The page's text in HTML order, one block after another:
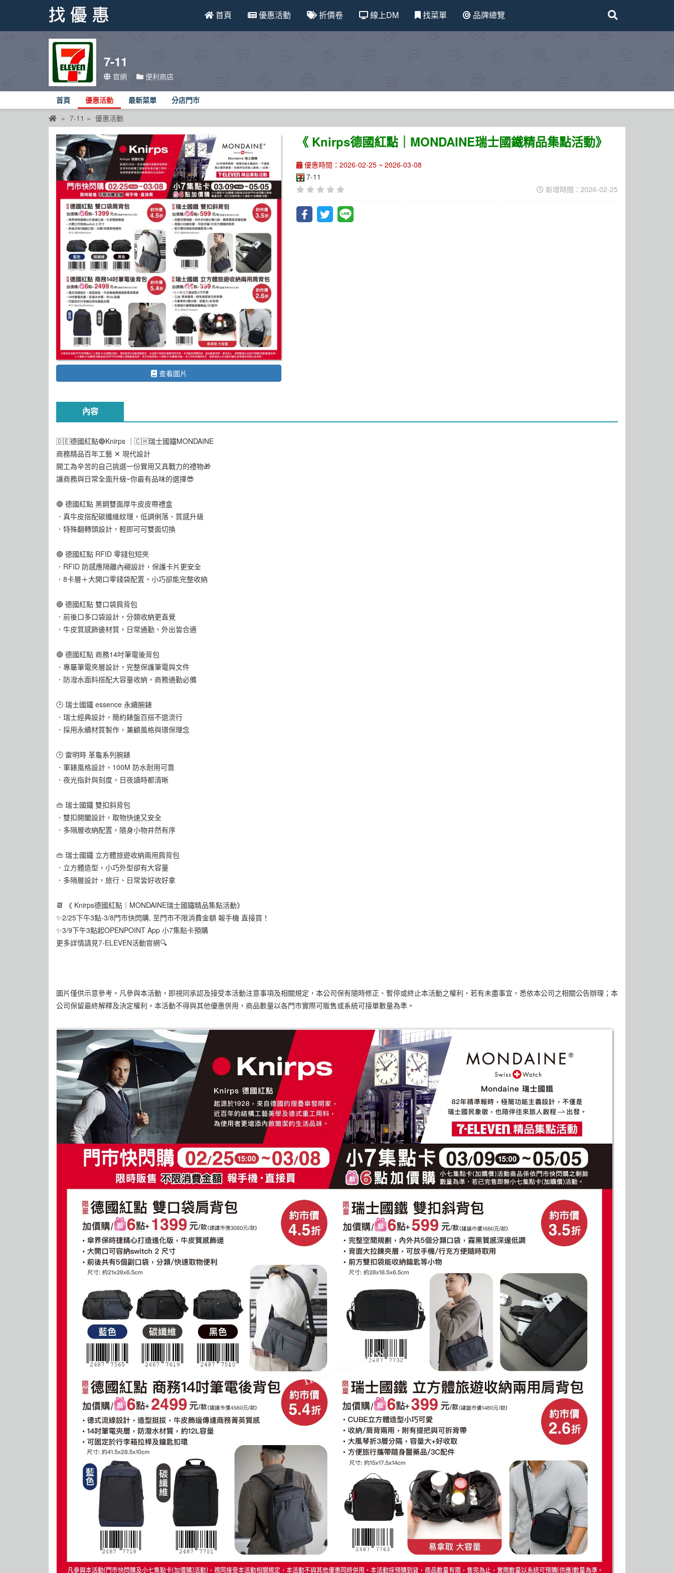
首頁 優惠活動 折價卷 線上DM 找菜單 品牌總覽
7-11
官網 便利商店
首頁 優惠活動 最新菜單 分店門市
7-11 優惠活動
查看圖片
《 Knirps德國紅點｜MONDAINE瑞士國鐵精品集點活動》
優惠時間：2026-02-25 ~ 2026-03-08
7-11
新增時間：2026-02-25
內容
🇩🇪德國紅點🔴Knirps ｜🇨🇭瑞士國鐵MONDAINE
商務精品百年工藝 ✕ 現代設計
開工為辛苦的自己挑選一份實用又具戰力的禮物🎁
讓商務與日常全面升級~你最有品味的選擇😎
🔴 德國紅點 黑鋼雙面厚牛皮皮帶禮盒
．真牛皮搭配碳纖維紋理，低調俐落、質感升級
．特殊翻轉頭設計，輕即可可雙面切換
🔴 德國紅點 RFID 零錢包短夾
．RFID 防感應隔離內襯設計，保護卡片更安全
．8卡層＋大開口零錢袋配置，小巧卻能完整收納
🔴 德國紅點 雙口袋肩背包
．前後口多口袋設計，分類收納更直覺
．牛皮質感飾邊材質，日常通勤、外出皆合適
🔴 德國紅點 商務14吋筆電後背包
．專屬筆電夾層設計，完整保護筆電與文件
．防潑水面料搭配大容量收納，商務通勤必備
🕒 瑞士國鐵 essence 永續腕錶
．瑞士經典設計，簡約錶盤百搭不退流行
．採用永續材質製作，兼顧風格與環保理念
🕒 雷明時 革龜系列腕錶
．軍錶風格設計，100M 防水耐用可靠
．夜光指針與刻度，日夜讀時都清晰
👜 瑞士國鐵 雙扣斜背包
．雙扣開闔設計，取物快速又安全
．多隔層收納配置，隨身小物井然有序
👜 瑞士國鐵 立方體旅遊收納兩用肩背包
．立方體造型，小巧外型卻有大容量
．多隔層設計，旅行、日常皆好收好拿
📆 《 Knirps德國紅點｜MONDAINE瑞士國鐵精品集點活動》
✨2/25下午3點-3/8門市快閃購, 至門市不限消費金額 報手機 直接買！
✨3/9下午3點起OPENPOINT App 小7集點卡預購
更多詳情請見7-ELEVEN活動官網🔍
圖片僅供示意參考。凡參與本活動，即視同承認及接受本活動注意事項及相關規定，本公司保有隨時修正、暫停或終止本活動之權利，若有未盡事宜，悉依本公司之相關公告辦理；本
公司保留最終解釋及決定權利。本活動不得與其他優惠併用，商品數量以各門市實際可販售或系統可接單數量為準。
找優惠